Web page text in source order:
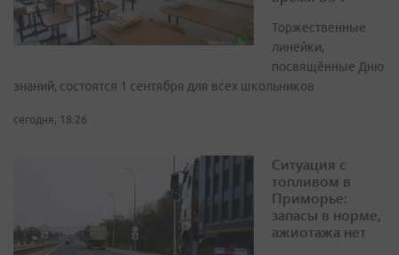
Торжественные
линейки,
посвящённые Дню
знаний, состоятся 1 сентября для всех школьников
сегодня, 18:26
Ситуация с
топливом в
Приморье:
запасы в норме,
ажиотажа нет